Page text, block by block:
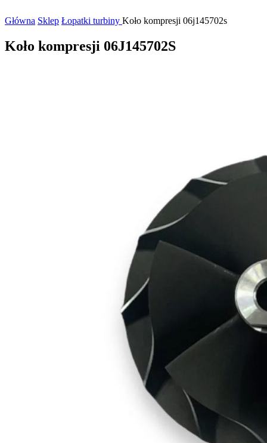
Główna Sklep Łopatki turbiny Koło kompresji 06j145702s
Koło kompresji 06J145702S